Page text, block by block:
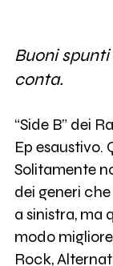
Buoni
conta.
“Side B” dei
Ep esaustivo.
Solitamente
dei generi
a sinistra, ma
modo
Rock,